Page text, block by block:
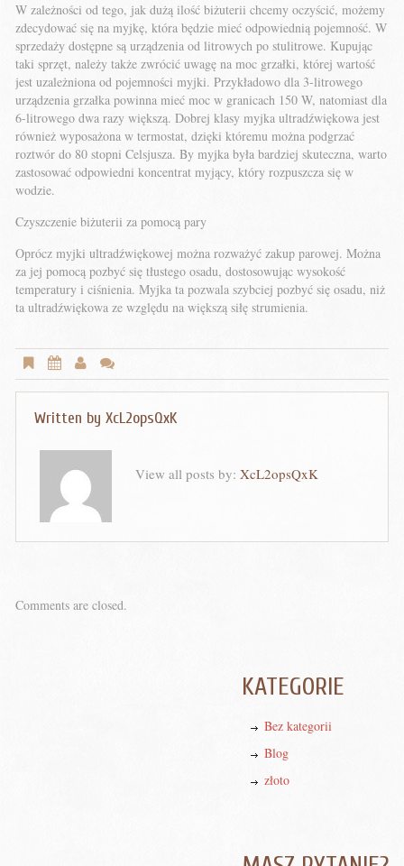
W zależności od tego, jak dużą ilość biżuterii chcemy oczyścić, możemy
zdecydować się na myjkę, która będzie mieć odpowiednią pojemność. W
sprzedaży dostępne są urządzenia od litrowych po stulitrowe. Kupując
taki sprzęt, należy także zwrócić uwagę na moc grzałki, której wartość
jest uzależniona od pojemności myjki. Przykładowo dla 3-litrowego
urządzenia grzałka powinna mieć moc w granicach 150 W, natomiast dla
6-litrowego dwa razy większą. Dobrej klasy myjka ultradźwiękowa jest
również wyposażona w termostat, dzięki któremu można podgrzać
roztwór do 80 stopni Celsjusza. By myjka była bardziej skuteczna, warto
zastosować odpowiedni koncentrat myjący, który rozpuszcza się w
wodzie.
Czyszczenie biżuterii za pomocą pary
Oprócz myjki ultradźwiękowej można rozważyć zakup parowej. Można
za jej pomocą pozbyć się tłustego osadu, dostosowując wysokość
temperatury i ciśnienia. Myjka ta pozwala szybciej pozbyć się osadu, niż
ta ultradźwiękowa ze względu na większą siłę strumienia.
Written by XcL2opsQxK
View all posts by: XcL2opsQxK
Comments are closed.
KATEGORIE
Bez kategorii
Blog
złoto